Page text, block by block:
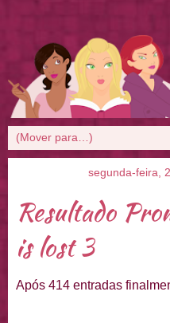
segunda-feira,
Resultado
is lost 3
Após 414 entradas